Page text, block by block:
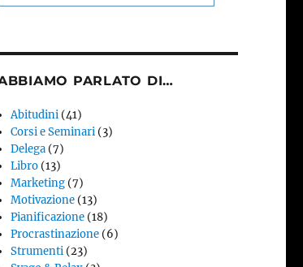
PARLATO DI…
Abitudini (41)
Corsi e Seminari (3)
Delega (7)
Libro (13)
Marketing (7)
Motivazione (13)
Pianificazione (18)
Procrastinazione (6)
Strumenti (23)